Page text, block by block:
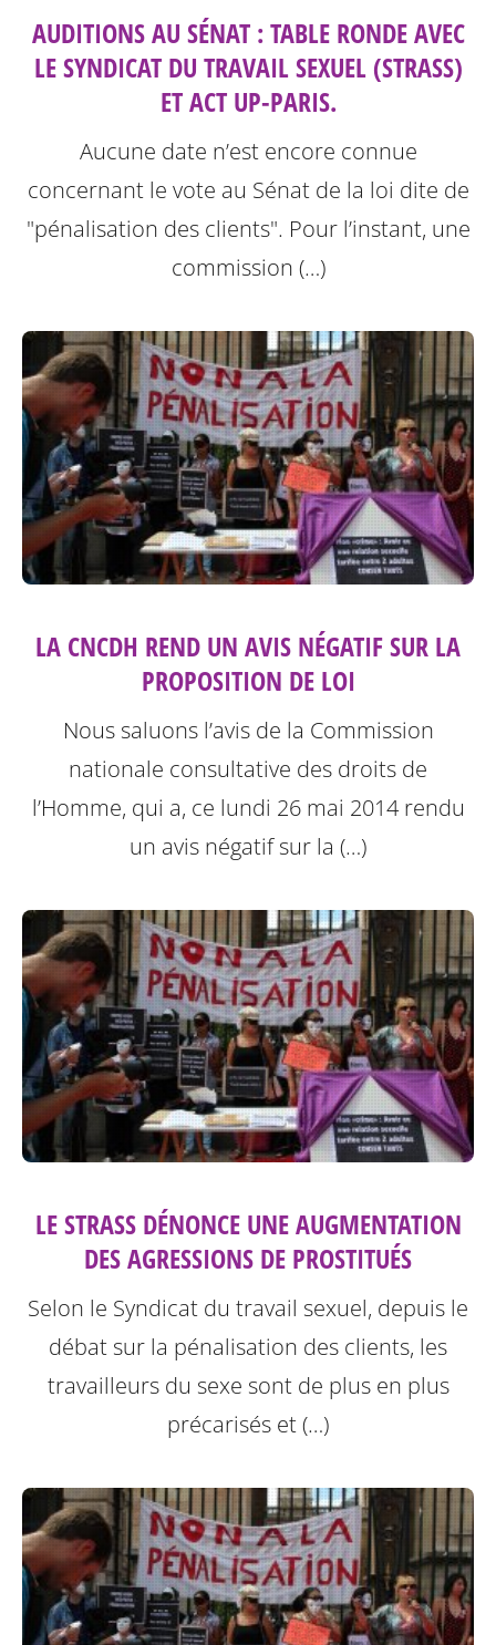
AUDITIONS AU SÉNAT : TABLE RONDE AVEC
LE SYNDICAT DU TRAVAIL SEXUEL (STRASS)
ET ACT UP-PARIS.
Aucune date n’est encore connue
concernant le vote au Sénat de la loi dite de
"pénalisation des clients". Pour l’instant, une
commission (…)
LA CNCDH REND UN AVIS NÉGATIF SUR LA
PROPOSITION DE LOI
Nous saluons l’avis de la Commission
nationale consultative des droits de
l’Homme, qui a, ce lundi 26 mai 2014 rendu
un avis négatif sur la (…)
LE STRASS DÉNONCE UNE AUGMENTATION
DES AGRESSIONS DE PROSTITUÉS
Selon le Syndicat du travail sexuel, depuis le
débat sur la pénalisation des clients, les
travailleurs du sexe sont de plus en plus
précarisés et (…)